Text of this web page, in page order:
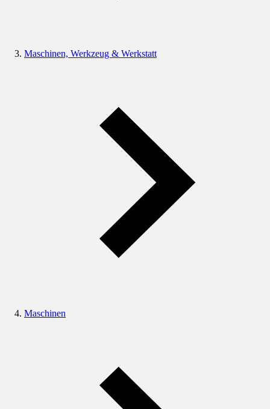
Maschinen, Werkzeug & Werkstatt
Maschinen